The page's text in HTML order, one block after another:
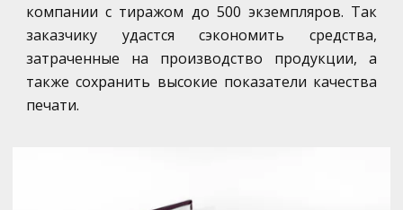
компании с тиражом до 500 экземпляров. Так
заказчику удастся сэкономить средства,
затраченные на производство продукции, а
также сохранить высокие показатели качества
печати.